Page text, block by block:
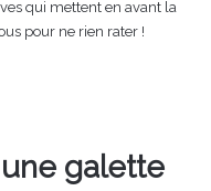
qui mettent en avant la
pour ne rien rater !
galette